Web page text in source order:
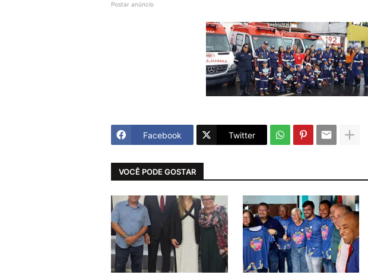
Postar anúncio
Facebook Twitter
VOCÊ PODE GOSTAR